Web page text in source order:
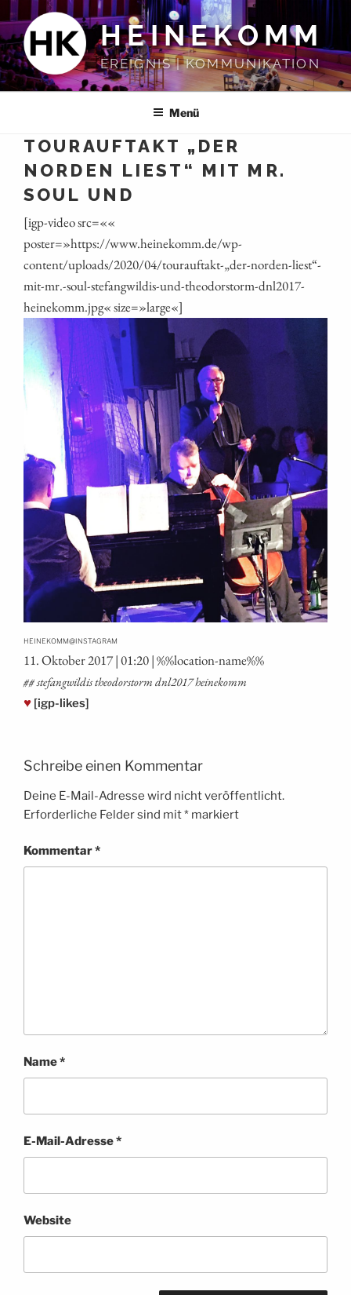
Inhalt
springen
HEINEKOMM
EREIGNIS | KOMMUNIKATION
Menü
TOURAUFTAKT „DER
NORDEN LIEST“ MIT MR.
SOUL UND
[igp-video src=««
poster=»https://www.heinekomm.de/wp-
content/uploads/2020/04/tourauftakt-„der-norden-liest“-
mit-mr.-soul-stefangwildis-und-theodorstorm-dnl2017-
heinekomm.jpg« size=»large«]
HEINEKOMM@INSTAGRAM
11. Okto­ber 2017 | 01:20 | %%loca­ti­on-name%%
## ste­fang­wil­dis theo­dor­storm dnl2017 heinekomm
♥ [igp-likes]
Schreibe einen Kommentar
Deine E-Mail-Adresse wird nicht veröffentlicht.
Erforderliche Felder sind mit* markiert
Kommentar*
Name*
E-Mail-Adresse*
Website